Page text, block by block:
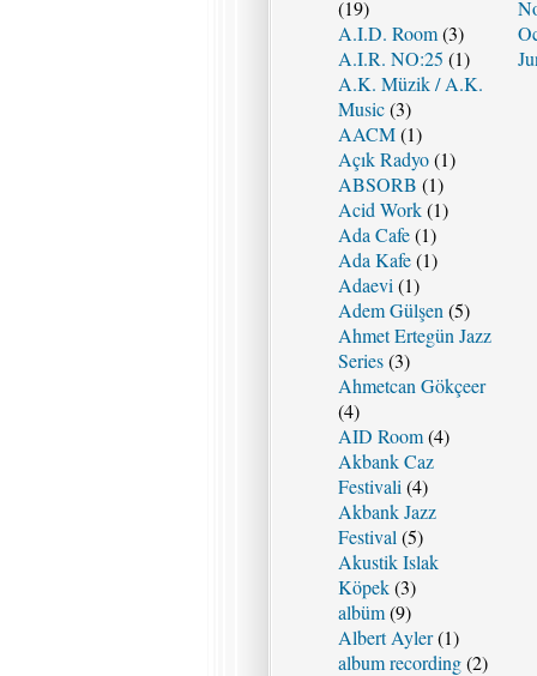
(19)
A.I.D. Room(3)
A.I.R. NO:25 (1)
A.K. Müzik / A.K.
Music(3)
AACM(1)
Açık Radyo(1)
ABSORB (1)
Acid Work(1)
Ada Cafe(1)
Ada Kafe(1)
Adaevi (1)
Adem Gülşen (5)
Ahmet Ertegün Jazz
Series(3)
Ahmetcan Gökçeer
(4)
AID Room(4)
Akbank Caz
Festivali (4)
Akbank Jazz
Festival (5)
Akustik Islak
Köpek(3)
albüm(9)
Albert Ayler(1)
album recording(2)